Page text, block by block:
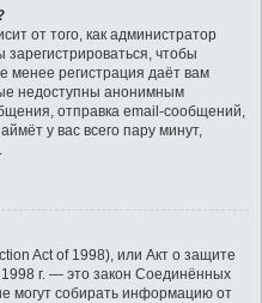
от того, как администратор
чтобы
менее регистрация даёт вам
недоступны анонимным
отправка email-сообщений,
у вас всего пару минут,
Act of 1998), или Акт о защите
г. — это закон Соединённых
могут собирать информацию от